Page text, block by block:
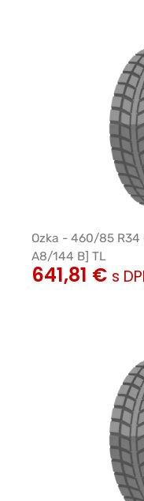
Ozka - 460/85 R34
A8/144 B] TL
641,81 € s